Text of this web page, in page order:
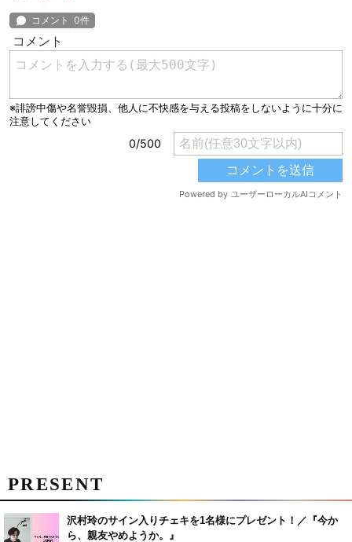
PRESENT
沢村玲のサイン入りチェキを1名様にプレゼント！／『今か
ら、親友やめようか。』